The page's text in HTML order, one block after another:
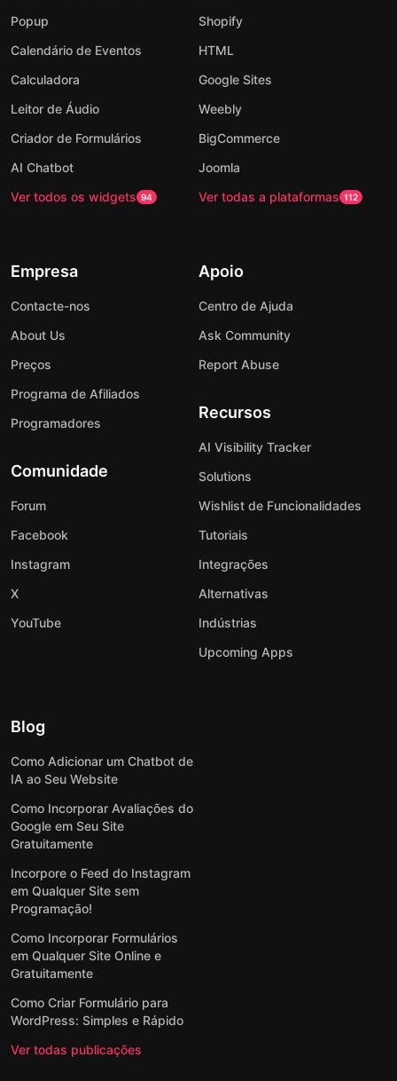
Popup
Calendário de Eventos
Calculadora
Leitor de Áudio
Criador de Formulários
AI Chatbot
Ver todos os widgets 94
Shopify
HTML
Google Sites
Weebly
BigCommerce
Joomla
Ver todas a plataformas 112
Empresa
Contacte-nos
About Us
Preços
Programa de Afiliados
Programadores
Comunidade
Forum
Facebook
Instagram
X
YouTube
Apoio
Centro de Ajuda
Ask Community
Report Abuse
Recursos
AI Visibility Tracker
Solutions
Wishlist de Funcionalidades
Tutoriais
Integrações
Alternativas
Indústrias
Upcoming Apps
Blog
Como Adicionar um Chatbot de
IA ao Seu Website
Como Incorporar Avaliações do
Google em Seu Site
Gratuitamente
Incorpore o Feed do Instagram
em Qualquer Site sem
Programação!
Como Incorporar Formulários
em Qualquer Site Online e
Gratuitamente
Como Criar Formulário para
WordPress: Simples e Rápido
Ver todas publicações